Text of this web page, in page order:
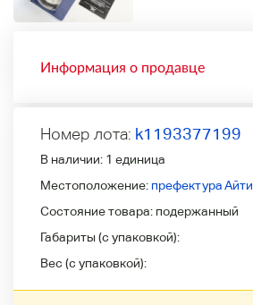
Информация о продавце
Номер лота: k1193377199
В наличии: 1 единица
Местоположение: префектура Айти
Состояние товара: подержанный
Габариты (с упаковкой):
Вес (с упаковкой):